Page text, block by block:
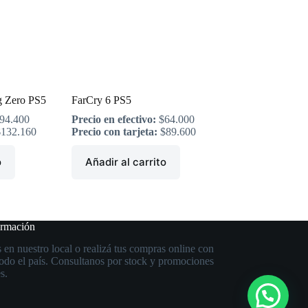
Zero PS5
132.160
FarCry 6 PS5
Precio en efectivo: $64.000
Precio con tarjeta: $89.600
Añadir al carrito
en nuestro local o realizá tus compras online con
el país. Consultanos por stock y promociones